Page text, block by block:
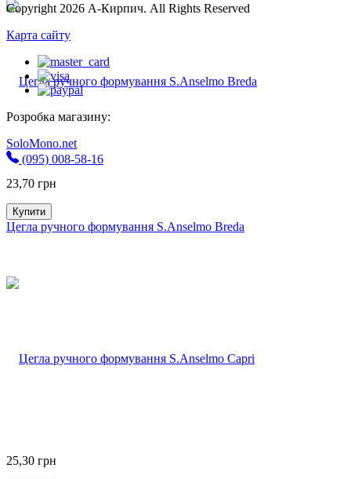
23,70 грн
Купити
Цегла ручного формування S.Anselmo Breda
25,30 грн
Copyright 2026 А-Кирпич. All Rights Reserved
Карта сайту
Розробка магазину:
SoloMono.net
(095) 008-58-16